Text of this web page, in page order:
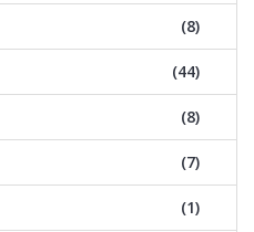
(8)
(44)
(8)
(7)
(1)